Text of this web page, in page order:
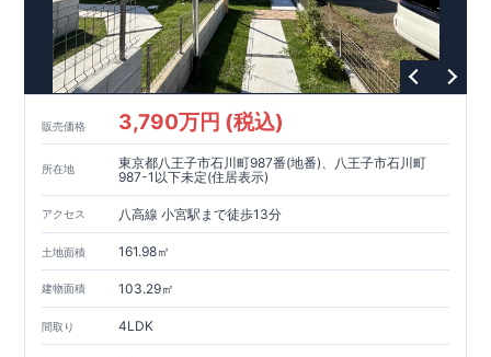
販売価格 3,790万円 (税込)
所在地
東京都八王子市石川町987番(地番)、八王子市石川町
987-1以下未定(住居表示)
アクセス 八高線 小宮駅まで徒歩13分
土地面積 161.98㎡
建物面積 103.29㎡
間取り 4LDK